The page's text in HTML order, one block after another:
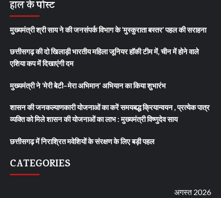
हाल के पोस्ट
मुख्यमंत्री श्री साय ने की जनसंपर्क विभाग के ‘मुस्कुराता बस्तर’ पहल की सराहना
छत्तीसगढ़ की दो खिलाड़ी भारतीय महिला जूनियर हॉकी टीम में, चीन में होने वाले
एशिया कप में दिखाएंगी दम
मुख्यमंत्री ने ‘मेरी बेटी–मेरा अभिमान’ अभियान का किया शुभारंभ
शासन की जनकल्याणकारी योजनाओं का करें समयबद्ध क्रियान्वयन , प्रत्येक पात्र
व्यक्ति को मिले शासन की योजनाओं का लाभ : मुख्यमंत्री विष्णुदेव साय
छत्तीसगढ़ में निराश्रित मवेशियों के संरक्षण के लिए बड़ी पहल
CATEGORIES
अगस्त 2026